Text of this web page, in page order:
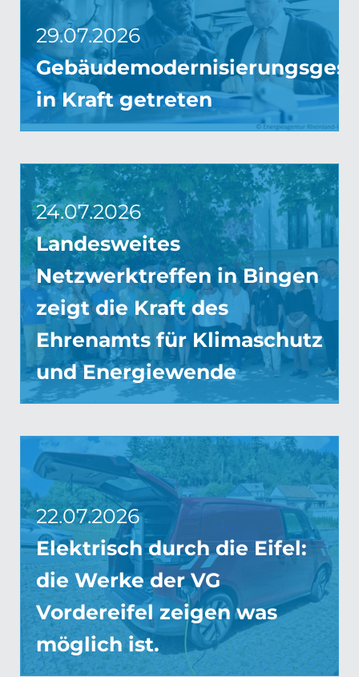
29.07.2026
in Kraft getreten
24.07.2026
Landesweites
Netzwerktreffen in Bingen
zeigt die Kraft des
Ehrenamts für Klimaschutz
und Energiewende
22.07.2026
Elektrisch durch die Eifel:
die Werke der VG
Vordereifel zeigen was
möglich ist.